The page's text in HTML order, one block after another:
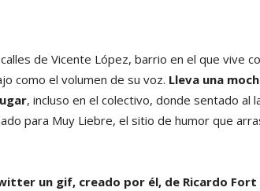
de Vicente López, barrio en el que vive
como el volumen de su voz. Lleva una
, incluso en el colectivo, donde sentado al
para Muy Liebre, el sitio de humor que
un gif, creado por él, de Ricardo Fort